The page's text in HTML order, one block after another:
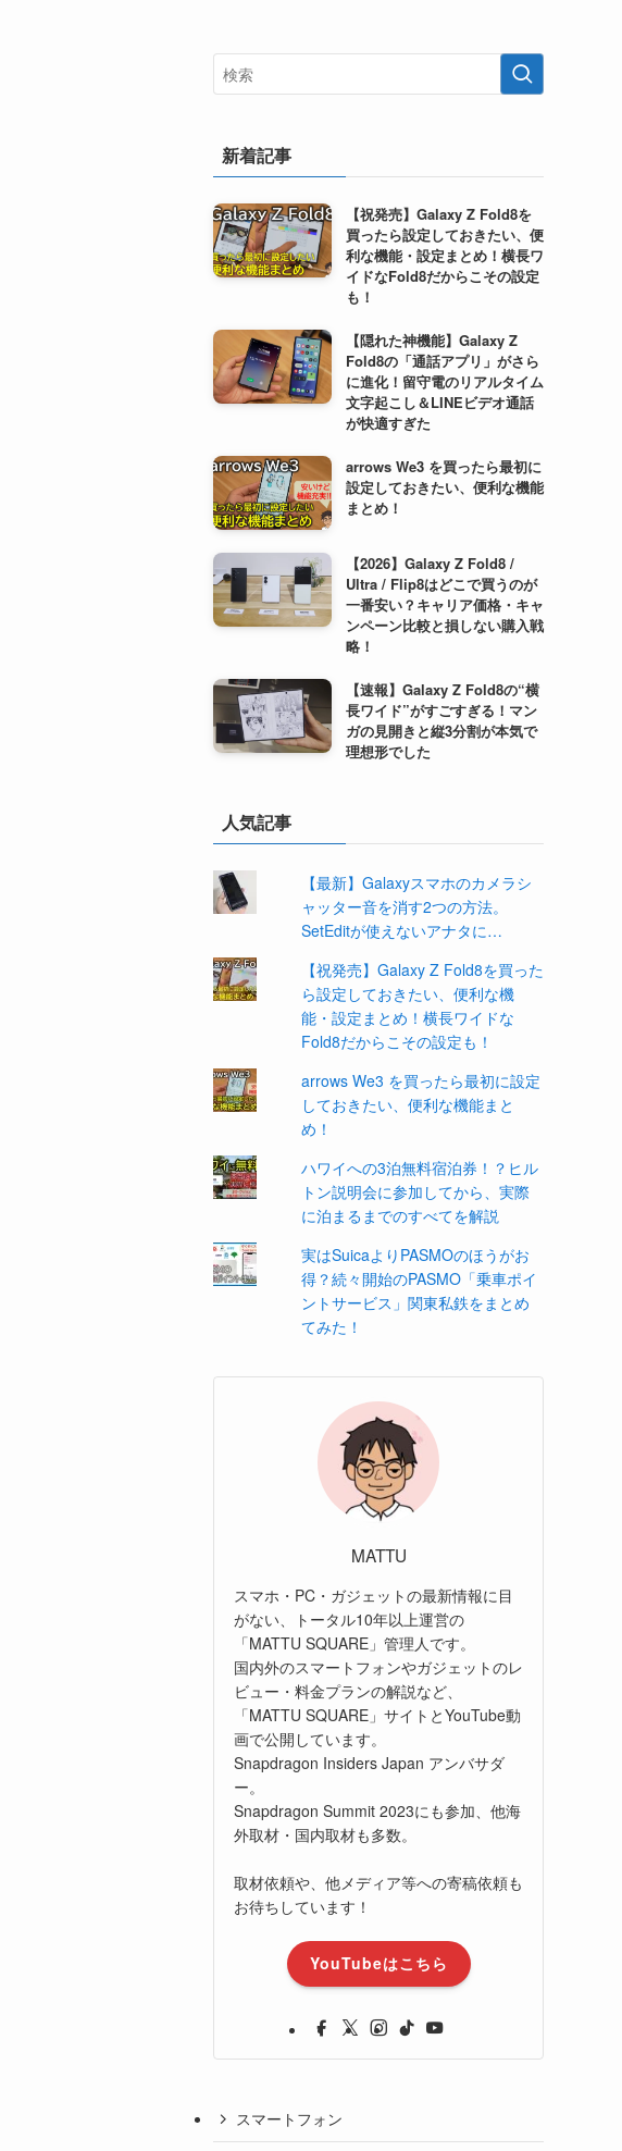
新着記事
【祝発売】Galaxy Z Fold8を
買ったら設定しておきたい、便
利な機能・設定まとめ！横長ワ
イドなFold8だからこその設定
も！
【隠れた神機能】Galaxy Z
Fold8の「通話アプリ」がさら
に進化！留守電のリアルタイム
文字起こし＆LINEビデオ通話
が快適すぎた
arrows We3 を買ったら最初に
設定しておきたい、便利な機能
まとめ！
【2026】Galaxy Z Fold8 /
Ultra / Flip8はどこで買うのが
一番安い？キャリア価格・キャ
ンペーン比較と損しない購入戦
略！
【速報】Galaxy Z Fold8の“横
長ワイド”がすごすぎる！マン
ガの見開きと縦3分割が本気で
理想形でした
人気記事
【最新】Galaxyスマホのカメラシ
ャッター音を消す2つの方法。
SetEditが使えないアナタに…
【祝発売】Galaxy Z Fold8を買った
ら設定しておきたい、便利な機
能・設定まとめ！横長ワイドな
Fold8だからこその設定も！
arrows We3 を買ったら最初に設定
しておきたい、便利な機能まと
め！
ハワイへの3泊無料宿泊券！？ヒル
トン説明会に参加してから、実際
に泊まるまでのすべてを解説
実はSuicaよりPASMOのほうがお
得？続々開始のPASMO「乗車ポイ
ントサービス」関東私鉄をまとめ
てみた！
MATTU
スマホ・PC・ガジェットの最新情報に目
がない、トータル10年以上運営の
「MATTU SQUARE」管理人です。
国内外のスマートフォンやガジェットのレ
ビュー・料金プランの解説など、
「MATTU SQUARE」サイトとYouTube動
画で公開しています。
Snapdragon Insiders Japan アンバサダ
ー。
Snapdragon Summit 2023にも参加、他海
外取材・国内取材も多数。
取材依頼や、他メディア等への寄稿依頼も
お待ちしています！
YouTubeはこちら
スマートフォン